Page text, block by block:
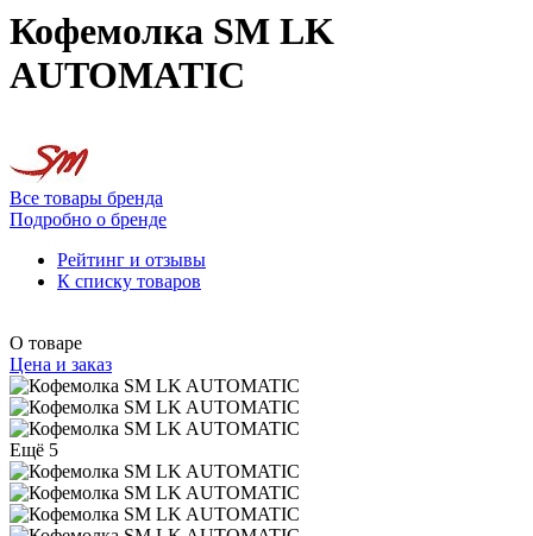
Кофемолка SM LK
AUTOMATIC
Все товары бренда
Подробно о бренде
Рейтинг и отзывы
К списку товаров
О товаре
Цена и заказ
Ещё 5